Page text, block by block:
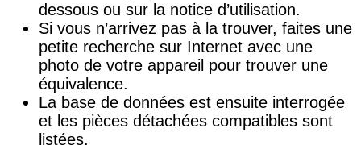
dessous ou sur la notice d’utilisation.
Si vous n’arrivez pas à la trouver, faites une
petite recherche sur Internet avec une
photo de votre appareil pour trouver une
équivalence.
La base de données est ensuite interrogée
et les pièces détachées compatibles sont
listées.